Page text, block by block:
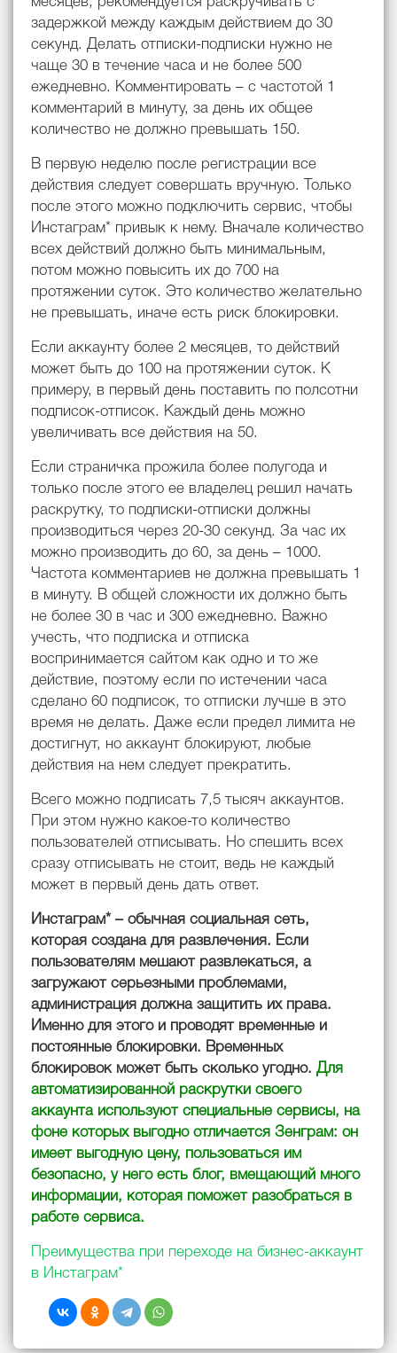
задержкой между каждым действием до 30
секунд. Делать отписки-подписки нужно не
чаще 30 в течение часа и не более 500
ежедневно. Комментировать – с частотой 1
комментарий в минуту, за день их общее
количество не должно превышать 150.
В первую неделю после регистрации все
действия следует совершать вручную. Только
после этого можно подключить сервис, чтобы
Инстаграм* привык к нему. Вначале количество
всех действий должно быть минимальным,
потом можно повысить их до 700 на
протяжении суток. Это количество желательно
не превышать, иначе есть риск блокировки.
Если аккаунту более 2 месяцев, то действий
может быть до 100 на протяжении суток. К
примеру, в первый день поставить по полсотни
подписок-отписок. Каждый день можно
увеличивать все действия на 50.
Если страничка прожила более полугода и
только после этого ее владелец решил начать
раскрутку, то подписки-отписки должны
производиться через 20-30 секунд. За час их
можно производить до 60, за день – 1000.
Частота комментариев не должна превышать 1
в минуту. В общей сложности их должно быть
не более 30 в час и 300 ежедневно. Важно
учесть, что подписка и отписка
воспринимается сайтом как одно и то же
действие, поэтому если по истечении часа
сделано 60 подписок, то отписки лучше в это
время не делать. Даже если предел лимита не
достигнут, но аккаунт блокируют, любые
действия на нем следует прекратить.
Всего можно подписать 7,5 тысяч аккаунтов.
При этом нужно какое-то количество
пользователей отписывать. Но спешить всех
сразу отписывать не стоит, ведь не каждый
может в первый день дать ответ.
Инстаграм* – обычная социальная сеть,
которая создана для развлечения. Если
пользователям мешают развлекаться, а
загружают серьезными проблемами,
администрация должна защитить их права.
Именно для этого и проводят временные и
постоянные блокировки. Временных
блокировок может быть сколько угодно. Для
автоматизированной раскрутки своего
аккаунта используют специальные сервисы, на
фоне которых выгодно отличается Зенграм: он
имеет выгодную цену, пользоваться им
безопасно, у него есть блог, вмещающий много
информации, которая поможет разобраться в
работе сервиса.
Преимущества при переходе на бизнес-аккаунт
в Инстаграм*